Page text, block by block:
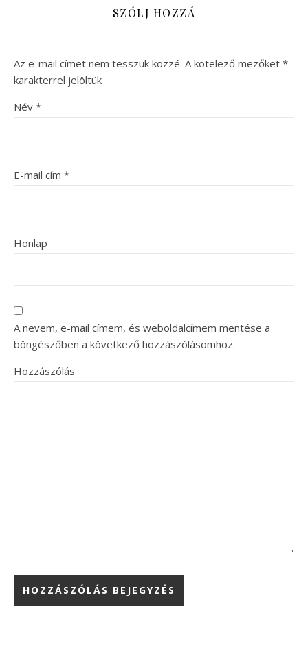
SZÓLJ HOZZÁ
Az e-mail címet nem tesszük közzé. A kötelező mezőket *
karakterrel jelöltük
Név *
E-mail cím *
Honlap
A nevem, e-mail címem, és weboldalcímem mentése a
böngészőben a következő hozzászólásomhoz.
Hozzászólás